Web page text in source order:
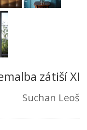
zátiší XI
Suchan Leoš